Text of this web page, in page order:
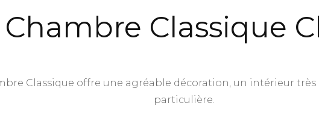
Chambre Classique
Classique offre une agréable décoration, un intérieur très
particulière.